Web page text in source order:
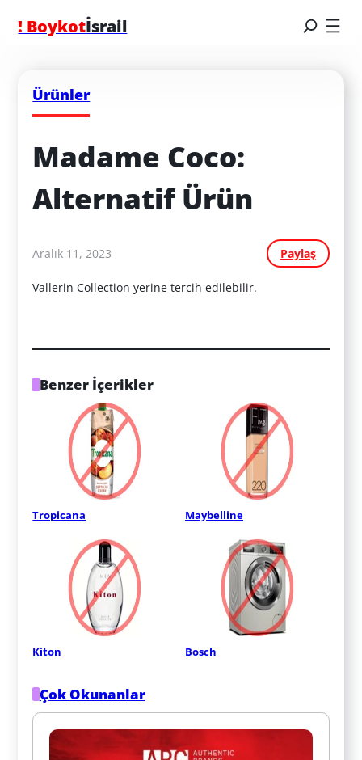
! Boykotİsrail
Ürünler
Madame Coco:
Alternatif Ürün
Aralık 11, 2023 Paylaş
Vallerin Collection yerine tercih edilebilir.
Benzer İçerikler
Tropicana Maybelline
Kiton Bosch
Çok Okunanlar